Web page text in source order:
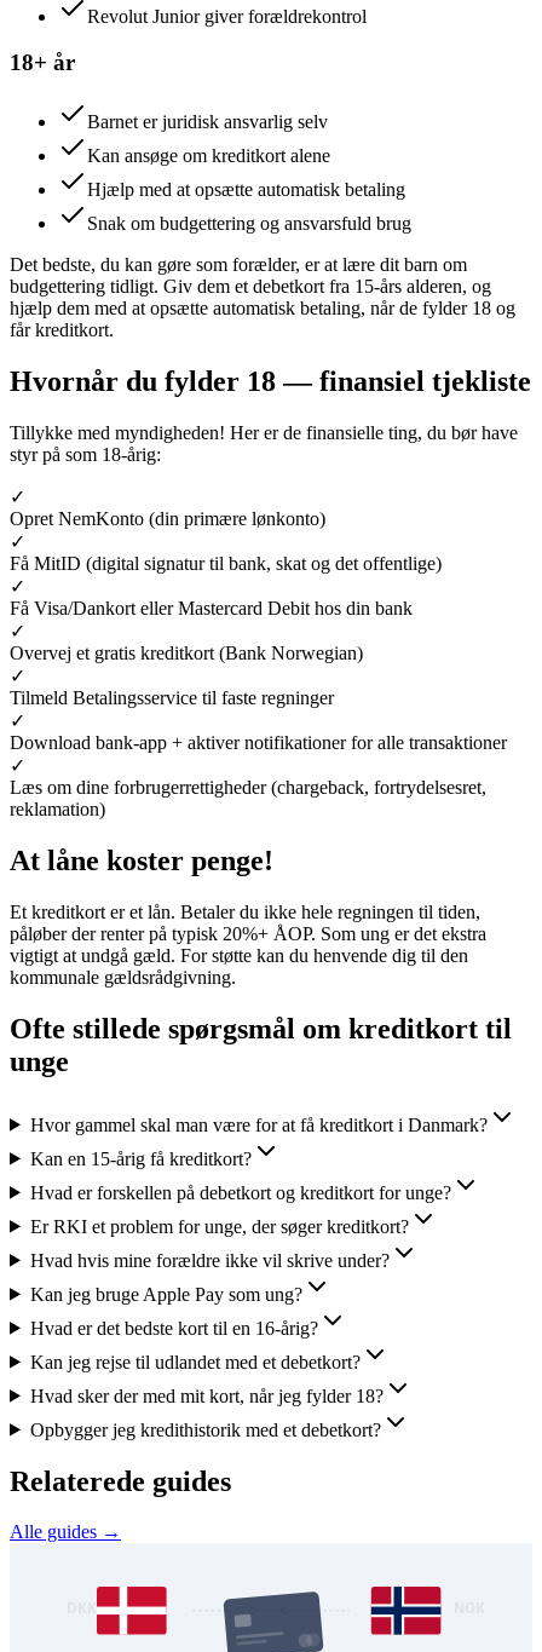
Revolut Junior giver forældrekontrol
18+ år
Barnet er juridisk ansvarlig selv
Kan ansøge om kreditkort alene
Hjælp med at opsætte automatisk betaling
Snak om budgettering og ansvarsfuld brug
Det bedste, du kan gøre som forælder, er at lære dit barn om
budgettering tidligt. Giv dem et debetkort fra 15-års alderen, og
hjælp dem med at opsætte automatisk betaling, når de fylder 18 og
får kreditkort.
Hvornår du fylder 18 — finansiel tjekliste
Tillykke med myndigheden! Her er de finansielle ting, du bør have
styr på som 18-årig:
✓
Opret NemKonto (din primære lønkonto)
✓
Få MitID (digital signatur til bank, skat og det offentlige)
✓
Få Visa/Dankort eller Mastercard Debit hos din bank
✓
Overvej et gratis kreditkort (Bank Norwegian)
✓
Tilmeld Betalingsservice til faste regninger
✓
Download bank-app + aktiver notifikationer for alle transaktioner
✓
Læs om dine forbrugerrettigheder (chargeback, fortrydelsesret,
reklamation)
At låne koster penge!
Et kreditkort er et lån. Betaler du ikke hele regningen til tiden,
påløber der renter på typisk 20%+ ÅOP. Som ung er det ekstra
vigtigt at undgå gæld. For støtte kan du henvende dig til den
kommunale gældsrådgivning.
Ofte stillede spørgsmål om kreditkort til
unge
Hvor gammel skal man være for at få kreditkort i Danmark?
Kan en 15-årig få kreditkort?
Hvad er forskellen på debetkort og kreditkort for unge?
Er RKI et problem for unge, der søger kreditkort?
Hvad hvis mine forældre ikke vil skrive under?
Kan jeg bruge Apple Pay som ung?
Hvad er det bedste kort til en 16-årig?
Kan jeg rejse til udlandet med et debetkort?
Hvad sker der med mit kort, når jeg fylder 18?
Opbygger jeg kredithistorik med et debetkort?
Relaterede guides
Alle guides →